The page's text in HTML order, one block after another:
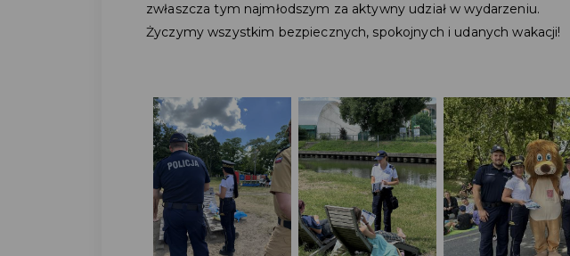
zwłaszcza tym najmłodszym za aktywny udział w wydarzeniu.
Życzymy wszystkim bezpiecznych, spokojnych i udanych wakacji!